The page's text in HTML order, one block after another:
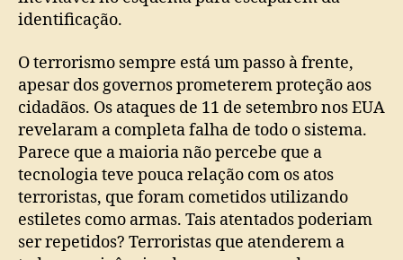
identificação.
O terrorismo sempre está um passo à frente,
apesar dos governos prometerem proteção aos
cidadãos. Os ataques de 11 de setembro nos EUA
revelaram a completa falha de todo o sistema.
Parece que a maioria não percebe que a
tecnologia teve pouca relação com os atos
terroristas, que foram cometidos utilizando
estiletes como armas. Tais atentados poderiam
ser repetidos? Terroristas que atenderem a